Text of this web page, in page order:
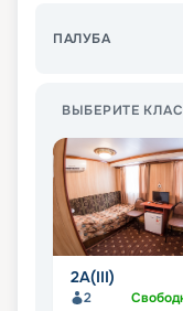
ПАЛУБА
ВЫБЕРИТЕ
2А(III)
2